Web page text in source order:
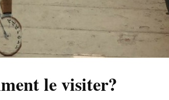
le visiter?